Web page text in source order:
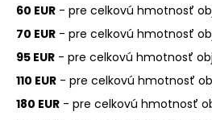
60 EUR - pre celkovú hmotnosť
70 EUR - pre celkovú hmotnosť
95 EUR - pre celkovú hmotnosť
110 EUR - pre celkovú hmotnosť
180 EUR - pre celkovú hmotnosť